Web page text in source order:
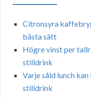
Citronsyra
bästa sätt
Högre vinst per
stilldrink
Varje såld lunch
stilldrink